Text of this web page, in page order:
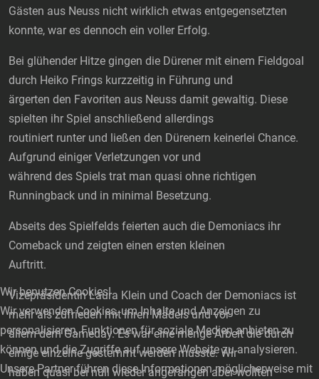
Gästen aus Neuss nicht wirklich etwas entgegensetzten
konnte, war es dennoch ein voller Erfolg.
Bei glühender Hitze gingen die Dürener mit einem Fieldgoal
durch Heiko Frings kurzzeitig in Führung und
ärgerten den Favoriten aus Neuss damit gewaltig. Diese
spielten ihr Spiel anschließend allerdings
routiniert runter und ließen den Dürenern keinerlei Chance.
Aufgrund einiger Verletzungen vor und
während des Spiels trat man quasi ohne richtigen
Runningback und in minimal Besetzung.
Abseits des Spielfelds feierten auch die Demoniacs ihr
Comeback und zeigten einen ersten kleinen
Auftritt.
Vizepräsidentin Laura Klein und Coach der Demoniacs ist
mehr als zufrieden mit ihren Mädels und vor
allem dem Gameday. Es war eine menge Arbeit die durch
einige einzelne gestemmt werden musste. Wir
haben quasi bei null wieder angefangen aber wollten
Wir benutzen Cookies!
Wir verwenden Cookies, um Inhalte und Anzeigen zu
personalisieren, Funktionen für soziale Medien anbieten zu
können und die Zugriffe auf unsere Website zu analysieren.
Unsere Partner führen diese Informationen möglicherweise mit